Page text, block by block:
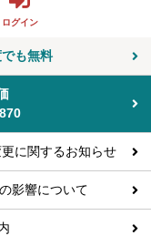
ログイン
も無料
に関するお知らせ
影響について